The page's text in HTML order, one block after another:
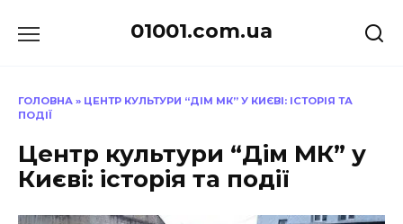
до
01001.com.ua
ГОЛОВНА » ЦЕНТР КУЛЬТУРИ “ДІМ МК” У КИЄВІ: ІСТОРІЯ ТА
ПОДІЇ
Центр культури “Дім МК” у
Києві: історія та події